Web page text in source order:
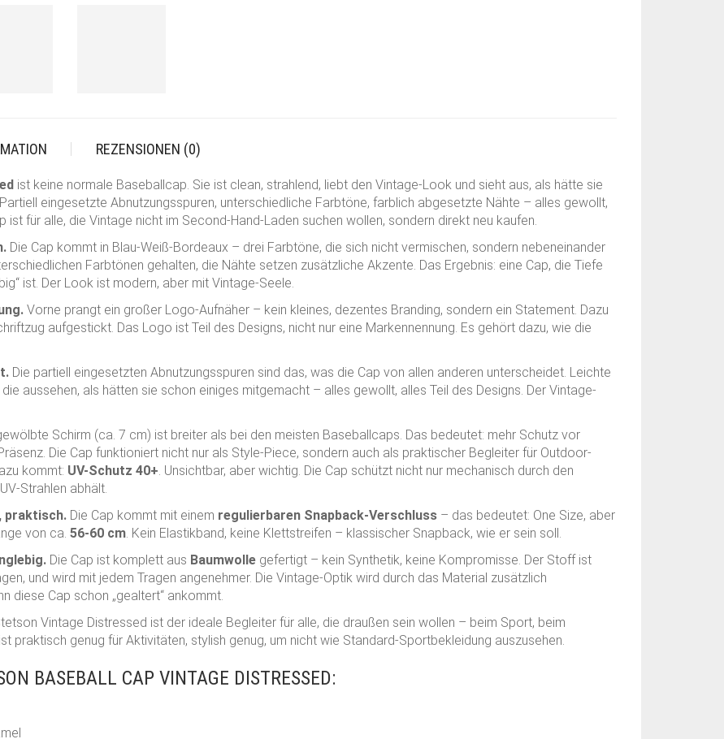
REZENSIONEN (0)
ist keine normale Baseballcap. Sie ist clean, strahlend, liebt den Vintage-Look und sieht aus, als hätte sie
eingesetzte Abnutzungsspuren, unterschiedliche Farbtöne, farblich abgesetzte Nähte – alles gewollt,
für alle, die Vintage nicht im Second-Hand-Laden suchen wollen, sondern direkt neu kaufen.
Die Cap kommt in Blau-Weiß-Bordeaux – drei Farbtöne, die sich nicht vermischen, sondern nebeneinander
Farbtönen gehalten, die Nähte setzen zusätzliche Akzente. Das Ergebnis: eine Cap, die Tiefe
ist. Der Look ist modern, aber mit Vintage-Seele.
Vorne prangt ein großer Logo-Aufnäher – kein kleines, dezentes Branding, sondern ein Statement. Dazu
aufgestickt. Das Logo ist Teil des Designs, nicht nur eine Markennennung. Es gehört dazu, wie die
Die partiell eingesetzten Abnutzungsspuren sind das, was die Cap von allen anderen unterscheidet. Leichte
aussehen, als hätten sie schon einiges mitgemacht – alles gewollt, alles Teil des Designs. Der Vintage-
Schirm (ca. 7 cm) ist breiter als bei den meisten Baseballcaps. Das bedeutet: mehr Schutz vor
Die Cap funktioniert nicht nur als Style-Piece, sondern auch als praktischer Begleiter für Outdoor-
kommt: UV-Schutz 40+ . Unsichtbar, aber wichtig. Die Cap schützt nicht nur mechanisch durch den
Strahlen abhält.
praktisch. Die Cap kommt mit einem regulierbaren Snapback-Verschluss – das bedeutet: One Size, aber
von ca. 56-60 cm . Kein Elastikband, keine Klettstreifen – klassischer Snapback, wie er sein soll.
Die Cap ist komplett aus Baumwolle gefertigt – kein Synthetik, keine Kompromisse. Der Stoff ist
und wird mit jedem Tragen angenehmer. Die Vintage-Optik wird durch das Material zusätzlich
diese Cap schon „gealtert“ ankommt.
Vintage Distressed ist der ideale Begleiter für alle, die draußen sein wollen – beim Sport, beim
praktisch genug für Aktivitäten, stylish genug, um nicht wie Standard-Sportbekleidung auszusehen.
BASEBALL CAP VINTAGE DISTRESSED: